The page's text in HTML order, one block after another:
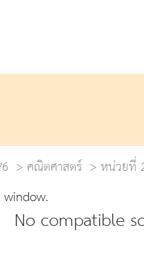
คณิตศาสตร์ หน่วยที่
No compatible